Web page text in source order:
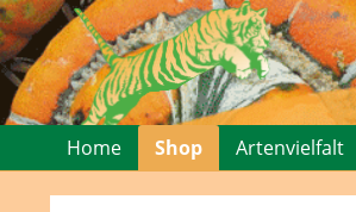
Home Shop Artenvielfalt